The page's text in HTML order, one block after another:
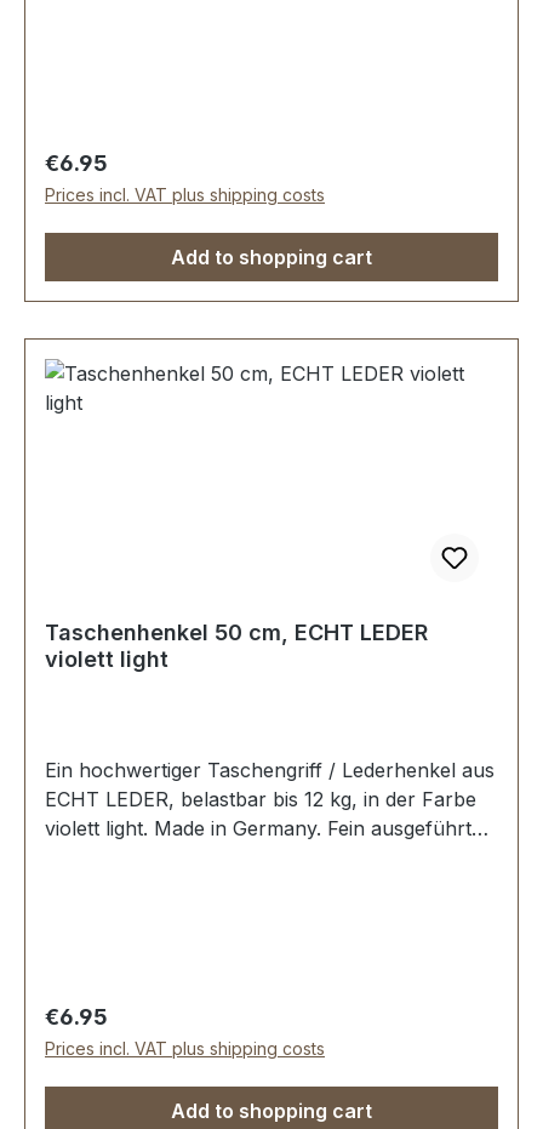
Regular price:
€6.95
Prices incl. VAT plus shipping costs
Add to shopping cart
Taschenhenkel 50 cm, ECHT LEDER
violett light
Ein hochwertiger Taschengriff / Lederhenkel aus
ECHT LEDER, belastbar bis 12 kg, in der Farbe
violett light. Made in Germany. Fein ausgeführte
Regular price:
€6.95
Prices incl. VAT plus shipping costs
Add to shopping cart